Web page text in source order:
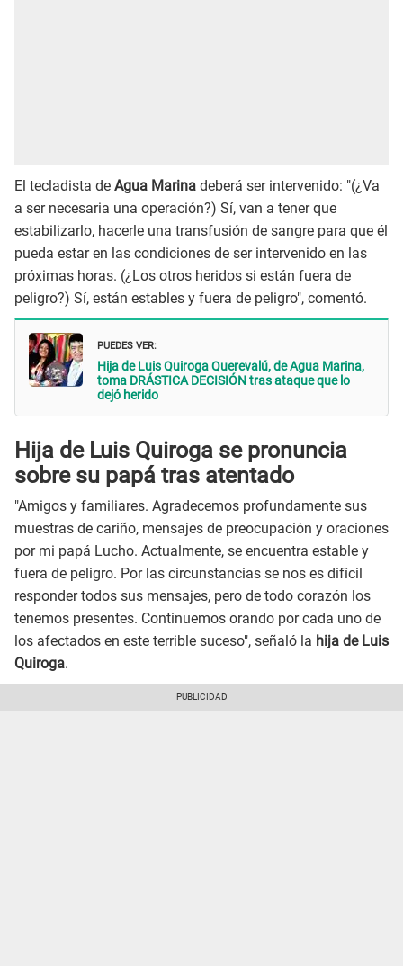
El tecladista de Agua Marina deberá ser intervenido: "(¿Va
a ser necesaria una operación?) Sí, van a tener que
estabilizarlo, hacerle una transfusión de sangre para que él
pueda estar en las condiciones de ser intervenido en las
próximas horas. (¿Los otros heridos si están fuera de
peligro?) Sí, están estables y fuera de peligro", comentó.
PUEDES VER:
Hija de Luis Quiroga Querevalú, de Agua Marina,
toma DRÁSTICA DECISIÓN tras ataque que lo
dejó herido
Hija de Luis Quiroga se pronuncia
sobre su papá tras atentado
"Amigos y familiares. Agradecemos profundamente sus
muestras de cariño, mensajes de preocupación y oraciones
por mi papá Lucho. Actualmente, se encuentra estable y
fuera de peligro. Por las circunstancias se nos es difícil
responder todos sus mensajes, pero de todo corazón los
tenemos presentes. Continuemos orando por cada uno de
los afectados en este terrible suceso", señaló la hija de Luis
Quiroga.